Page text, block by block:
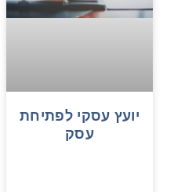
יועץ עסקי לפתיחת
עסק